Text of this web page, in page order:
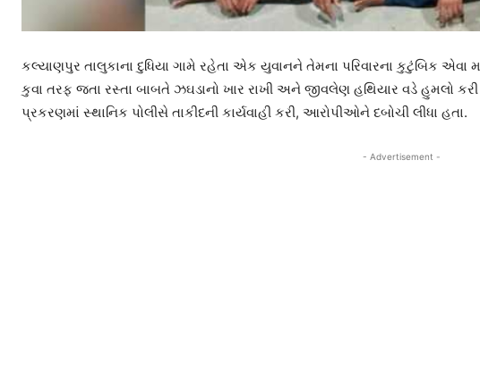
કલ્યાણપુર તાલુકાના દુધિયા ગામે રહેતા એક યુવાનને તેમના પરિવારના કુટુંબિક
કુવા તરફ જતા રસ્તા બાબતે ઝઘડાનો ખાર રાખી અને જીવલેણ હથિયાર વડે હુમલો
પ્રકરણમાં સ્થાનિક પોલીસે તાકીદની કાર્યવાહી કરી, આરોપીઓને દબોચી લીધા હતા.
- Advertisement -